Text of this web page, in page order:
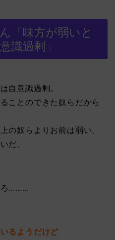
「味方が弱いと
識過剰」
自意識過剰。
ことのできた奴らだから
の奴らよりお前は弱い。
だ。
ろ………
るようだけど